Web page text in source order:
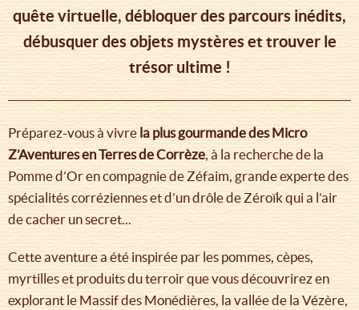
quête virtuelle, débloquer des parcours inédits,
débusquer des objets mystères et trouver le
trésor ultime !
Préparez-vous à vivre la plus gourmande des Micro
Z’Aventures en Terres de Corrèze, à la recherche de la
Pomme d’Or en compagnie de Zéfaim, grande experte des
spécialités corréziennes et d’un drôle de Zéroïk qui a l’air
de cacher un secret...
Cette aventure a été inspirée par les pommes, cèpes,
myrtilles et produits du terroir que vous découvrirez en
explorant le Massif des Monédières, la vallée de la Vézère,